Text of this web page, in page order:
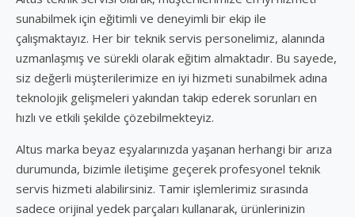
sunabilmek için eğitimli ve deneyimli bir ekip ile
çalışmaktayız. Her bir teknik servis personelimiz, alanında
uzmanlaşmış ve sürekli olarak eğitim almaktadır. Bu sayede,
siz değerli müşterilerimize en iyi hizmeti sunabilmek adına
teknolojik gelişmeleri yakından takip ederek sorunları en
hızlı ve etkili şekilde çözebilmekteyiz.
Altus marka beyaz eşyalarınızda yaşanan herhangi bir arıza
durumunda, bizimle iletişime geçerek profesyonel teknik
servis hizmeti alabilirsiniz. Tamir işlemlerimiz sırasında
sadece orijinal yedek parçaları kullanarak, ürünlerinizin